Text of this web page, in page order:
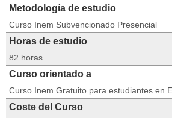
Metodología de estudio
Curso Inem Subvencionado Presencial
Horas de estudio
82 horas
Curso orientado a
Curso Inem Gratuito para estudiantes en
Coste del Curso